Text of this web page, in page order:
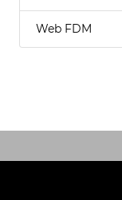
Web FDM